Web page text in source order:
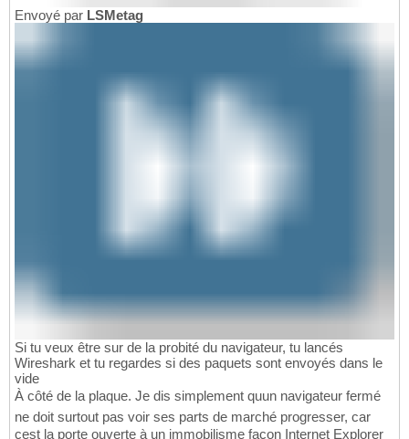
Envoyé par LSMetag
Si tu veux être sur de la probité du navigateur, tu lancés
Wireshark et tu regardes si des paquets sont envoyés dans le
vide
À côté de la plaque. Je dis simplement quun navigateur fermé
ne doit surtout pas voir ses parts de marché progresser, car
cest la porte ouverte à un immobilisme façon Internet Explorer